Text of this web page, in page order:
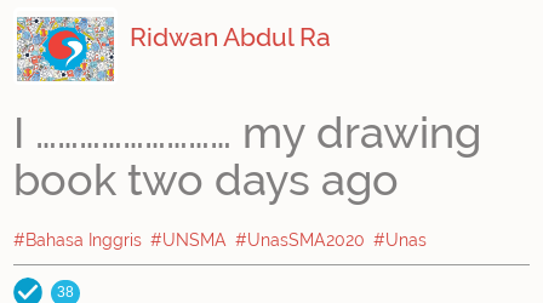
Ridwan Abdul Ra
I ……………………… my drawing
book two days ago
#Bahasa Inggris #UNSMA #UnasSMA2020 #Unas
38